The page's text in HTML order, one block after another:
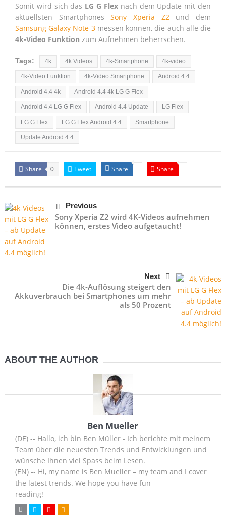
Somit wird sich das LG G Flexnach dem Update mit den
aktuellsten SmartphonesSony Xperia Z2 und dem
Samsung Galaxy Note 3 messen können, die auch alle die
4k-Video Funktion zum Aufnehmen beherrschen.
Tags: 4k 4k Videos 4k-Smartphone 4k-video
4k-Video Funktion 4k-Video Smartphone Android 4.4
Android 4.4 4k Android 4.4 4k LG G Flex
Android 4.4 LG G Flex Android 4.4 Update LG Flex
LG G Flex LG G Flex Android 4.4 Smartphone
Update Android 4.4
Share 0 Tweet Share Share
Previous
Sony Xperia Z2 wird 4K-Videos aufnehmen
können, erstes Video aufgetaucht!
Next
Die 4k-Auflösung steigert den
Akkuverbrauch bei Smartphones um mehr
als 50 Prozent
ABOUT THE AUTHOR
Ben Mueller
(DE) -- Hallo, ich bin Ben Müller - Ich berichte mit meinem
Team über die neuesten Trends und Entwicklungen und
wünsche Ihnen viel Spass beim Lesen.
(EN) -- Hi, my name is Ben Mueller – my team and I cover
the latest trends. We hope you have fun
reading!